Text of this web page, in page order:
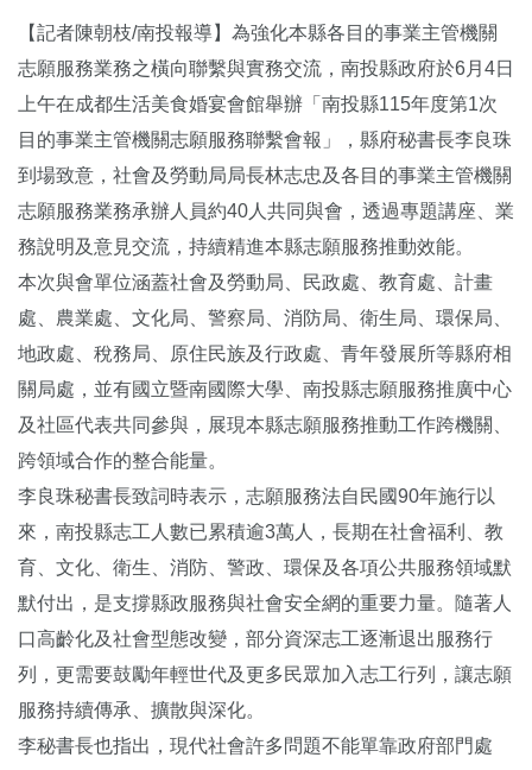
【記者陳朝枝/南投報導】為強化本縣各目的事業主管機關
志願服務業務之橫向聯繫與實務交流，南投縣政府於6月4日
上午在成都生活美食婚宴會館舉辦「南投縣115年度第1次
目的事業主管機關志願服務聯繫會報」，縣府秘書長李良珠
到場致意，社會及勞動局局長林志忠及各目的事業主管機關
志願服務業務承辦人員約40人共同與會，透過專題講座、業
務說明及意見交流，持續精進本縣志願服務推動效能。
本次與會單位涵蓋社會及勞動局、民政處、教育處、計畫
處、農業處、文化局、警察局、消防局、衛生局、環保局、
地政處、稅務局、原住民族及行政處、青年發展所等縣府相
關局處，並有國立暨南國際大學、南投縣志願服務推廣中心
及社區代表共同參與，展現本縣志願服務推動工作跨機關、
跨領域合作的整合能量。
李良珠秘書長致詞時表示，志願服務法自民國90年施行以
來，南投縣志工人數已累積逾3萬人，長期在社會福利、教
育、文化、衛生、消防、警政、環保及各項公共服務領域默
默付出，是支撐縣政服務與社會安全網的重要力量。隨著人
口高齡化及社會型態改變，部分資深志工逐漸退出服務行
列，更需要鼓勵年輕世代及更多民眾加入志工行列，讓志願
服務持續傳承、擴散與深化。
李秘書長也指出，現代社會許多問題不能單靠政府部門處